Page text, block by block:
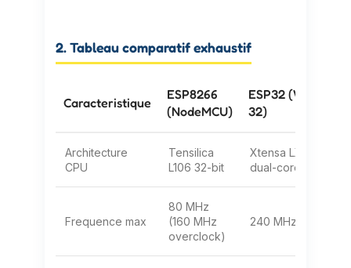
2. Tableau comparatif exhaustif
Caracteristique
ESP8266
(NodeMCU)
ESP32 (WROOM-
32)
Architecture
CPU
Tensilica
L106 32-bit
Xtensa LX6 32-bit
dual-core
Frequence max
80 MHz
(160 MHz
overclock)
240 MHz